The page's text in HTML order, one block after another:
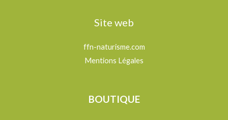
Site web
ffn-naturisme.com
Mentions Légales
BOUTIQUE